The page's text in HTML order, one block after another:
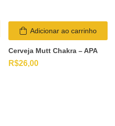
Adicionar ao carrinho
Cerveja Mutt Chakra – APA
R$26,00